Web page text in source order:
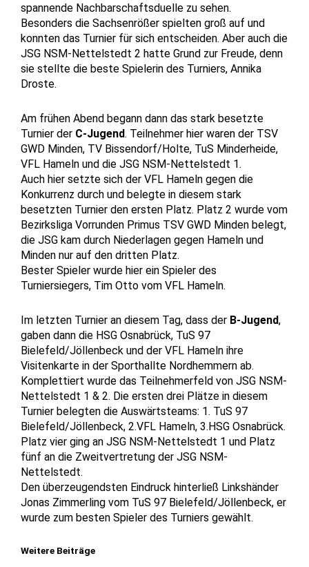
Weitere Beiträge
spannende Nachbarschaftsduelle zu sehen.
Besonders die Sachsenrößer spielten groß auf und
konnten das Turnier für sich entscheiden. Aber auch die
JSG NSM-Nettelstedt 2 hatte Grund zur Freude, denn
sie stellte die beste Spielerin des Turniers, Annika
Droste.
Am frühen Abend begann dann das stark besetzte
Turnier der C-Jugend. Teilnehmer hier waren der TSV
GWD Minden, TV Bissendorf/Holte, TuS Minderheide,
VFL Hameln und die JSG NSM-Nettelstedt 1.
Auch hier setzte sich der VFL Hameln gegen die
Konkurrenz durch und belegte in diesem stark
besetzten Turnier den ersten Platz. Platz 2 wurde vom
Bezirksliga Vorrunden Primus TSV GWD Minden belegt,
die JSG kam durch Niederlagen gegen Hameln und
Minden nur auf den dritten Platz.
Bester Spieler wurde hier ein Spieler des
Turniersiegers, Tim Otto vom VFL Hameln.
Im letzten Turnier an diesem Tag, dass der B-Jugend,
gaben dann die HSG Osnabrück, TuS 97
Bielefeld/Jöllenbeck und der VFL Hameln ihre
Visitenkarte in der Sporthallte Nordhemmern ab.
Komplettiert wurde das Teilnehmerfeld von JSG NSM-
Nettelstedt 1 & 2. Die ersten drei Plätze in diesem
Turnier belegten die Auswärtsteams: 1. TuS 97
Bielefeld/Jöllenbeck, 2.VFL Hameln, 3.HSG Osnabrück.
Platz vier ging an JSG NSM-Nettelstedt 1 und Platz
fünf an die Zweitvertretung der JSG NSM-
Nettelstedt.
Den überzeugendsten Eindruck hinterließ Linkshänder
Jonas Zimmerling vom TuS 97 Bielefeld/Jöllenbeck, er
wurde zum besten Spieler des Turniers gewählt.